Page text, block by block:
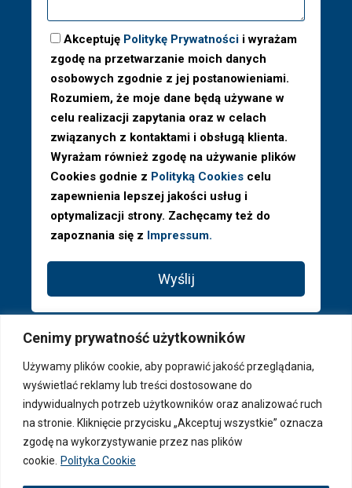
Cenimy prywatność użytkowników
Używamy plików cookie, aby poprawić jakość przeglądania,
wyświetlać reklamy lub treści dostosowane do
indywidualnych potrzeb użytkowników oraz analizować ruch
na stronie. Kliknięcie przycisku „Akceptuj wszystkie” oznacza
zgodę na wykorzystywanie przez nas plików
cookie. Polityka Cookie
Akceptuję Politykę Prywatności i wyrażam
zgodę na przetwarzanie moich danych
osobowych zgodnie z jej postanowieniami.
Rozumiem, że moje dane będą używane w
celu realizacji zapytania oraz w celach
związanych z kontaktami i obsługą klienta.
Wyrażam również zgodę na używanie plików
Cookies godnie z Polityką Cookies celu
zapewnienia lepszej jakości usług i
optymalizacji strony. Zachęcamy też do
zapoznania się z Impressum.
Wyślij